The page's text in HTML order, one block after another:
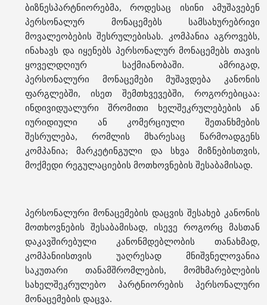
ბიზნესპარტნიორებმა, როდესაც ისინი ამუშავებენ
პერსონალურ მონაცემებს სამსახურებრივი
მოვალეობების შესრულებისას. კომპანია აგროვებს,
ინახავს და იყენებს პერსონალურ მონაცემებს თავის
ყოველდღიურ საქმიანობაში. ამრიგად,
პერსონალური მონაცემები მუშავდება კანონის
ფარგლებში, ისეთ შემთხვევებში, როგორებიცაა:
ინდივიდუალური შრომითი ხელშეკრულებების ან
იურიდიული ან კომერციული შეთანხმების
შესრულება, რომლის მხარესაც წარმოადგენს
კომპანია; მარკეტინგული და სხვა მიზნებისთვის,
მოქმედი რეგულაციების მოთხოვნების შესაბამისად.
პერსონალური მონაცემების დაცვის შესახებ კანონის
მოთხოვნების შესაბამისად, ისევე როგორც მასთან
დაკავშირებული კანონმდებლობის თანახმად,
კომპანიისთვის უაღრესად მნიშვნელოვანია
საკუთარი თანამშრომლების, მომხმარებლების
სახელშეკრულებო პარტნიორების პერსონალური
მონაცემების დაცვა.